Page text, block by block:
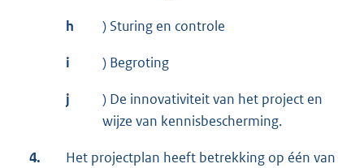
h ) Sturing en controle
i ) Begroting
j
) De innovativiteit van het project en
wijze van kennisbescherming.
4.
Het projectplan heeft betrekking op één van